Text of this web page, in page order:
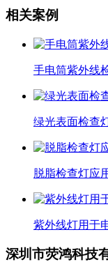
相关案例
手电筒紫外线
绿光表面检查
脱脂检查灯应
紫外线灯用于
深圳市荧鸿科技